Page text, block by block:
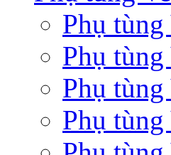
Phụ
Phụ tùng
Phụ tùng
Phụ